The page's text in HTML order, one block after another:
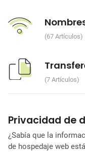
67 Artículos
7 Artículos
Privacidad de
¿Sabía que la
de hospedaje web